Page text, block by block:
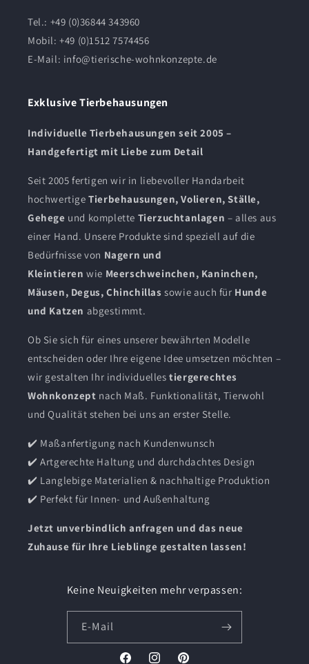
Tel.: +49 (0)36844 343960
Mobil: +49 (0)1512 7574456
E-Mail: info@tierische-wohnkonzepte.de
Exklusive Tierbehausungen
Individuelle Tierbehausungen seit 2005 –
Handgefertigt mit Liebe zum Detail
Seit 2005 fertigen wir in liebevoller Handarbeit
hochwertigeTierbehausungen, Volieren, Ställe,
Gehege und komplette Tierzuchtanlagen – alles aus
einer Hand. Unsere Produkte sind speziell auf die
Bedürfnisse von Nagern und
Kleintieren wie Meerschweinchen, Kaninchen,
Mäusen, Degus, Chinchillas sowie auch für Hunde
und Katzen abgestimmt.
Ob Sie sich für eines unserer bewährten Modelle
entscheiden oder Ihre eigene Idee umsetzen möchten –
wir gestalten Ihr individuellestiergerechtes
Wohnkonzept nach Maß. Funktionalität, Tierwohl
und Qualität stehen bei uns an erster Stelle.
✔️ Maßanfertigung nach Kundenwunsch
✔️ Artgerechte Haltung und durchdachtes Design
✔️ Langlebige Materialien & nachhaltige Produktion
✔️ Perfekt für Innen- und Außenhaltung
Jetzt unverbindlich anfragen und das neue
Zuhause für Ihre Lieblinge gestalten lassen!
Keine Neuigkeiten mehr verpassen:
E-Mail